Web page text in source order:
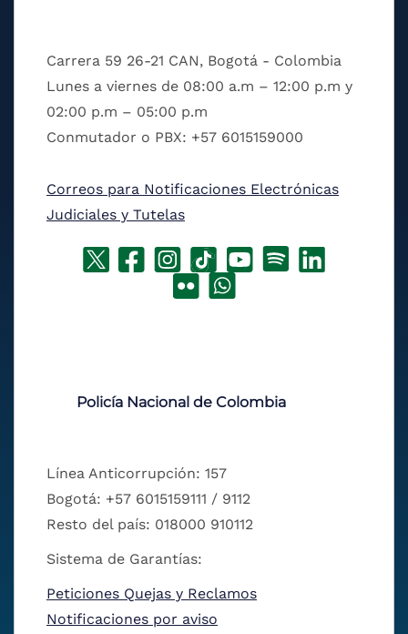
Carrera 59 26-21 CAN, Bogotá - Colombia
Lunes a viernes de 08:00 a.m – 12:00 p.m y
02:00 p.m – 05:00 p.m
Conmutador o PBX: +57 6015159000
Correos para Notificaciones Electrónicas
Judiciales y Tutelas
Policía Nacional de Colombia
Línea Anticorrupción: 157
Bogotá: +57 6015159111 / 9112
Resto del país: 018000 910112
Sistema de Garantías:
Peticiones Quejas y Reclamos
Notificaciones por aviso